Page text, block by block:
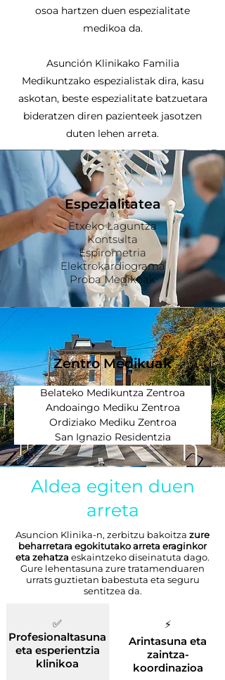
osoa hartzen duen espezialitate
medikoa da.
Asunción Klinikako Familia
Medikuntzako espezialistak dira, kasu
askotan, beste espezialitate batzuetara
bideratzen diren pazienteek jasotzen
duten lehen arreta.
Espezialitatea
Etxeko Laguntza
Kontsulta
Espirometria
Elektrokardiograma
Proba Medikoak
Zentro Medikuak
Belateko Medikuntza Zentroa
Andoaingo Mediku Zentroa
Ordiziako Mediku Zentroa
San Ignazio Residentzia
Aldea egiten duen
arreta
Asuncion Klinika-n, zerbitzu bakoitza zure
beharretara egokitutako arreta eraginkor
eta zehatza eskaintzeko diseinatuta dago.
Gure lehentasuna zure tratamenduaren
urrats guztietan babestuta eta seguru
sentitzea da.
✅
Profesionaltasuna
eta esperientzia
klinikoa
⚡
Arintasuna eta
zaintza-
koordinazioa